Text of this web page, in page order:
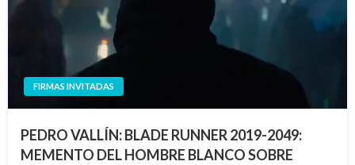
FIRMAS INVITADAS
PEDRO VALLÍN: BLADE RUNNER 2019-2049:
MEMENTO DEL HOMBRE BLANCO SOBRE